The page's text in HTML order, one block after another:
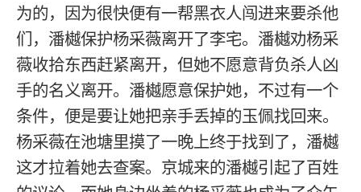
为的，因为很快便有一帮黑衣人闯进来要杀他
们，潘樾保护杨采薇离开了李宅。潘樾劝杨采
薇收拾东西赶紧离开，但她不愿意背负杀人凶
手的名义离开。潘樾愿意保护她，不过有一个
条件，便是要让她把亲手丢掉的玉佩找回来。
杨采薇在池塘里摸了一晚上终于找到了，潘樾
这才拉着她去查案。京城来的潘樾引起了百姓